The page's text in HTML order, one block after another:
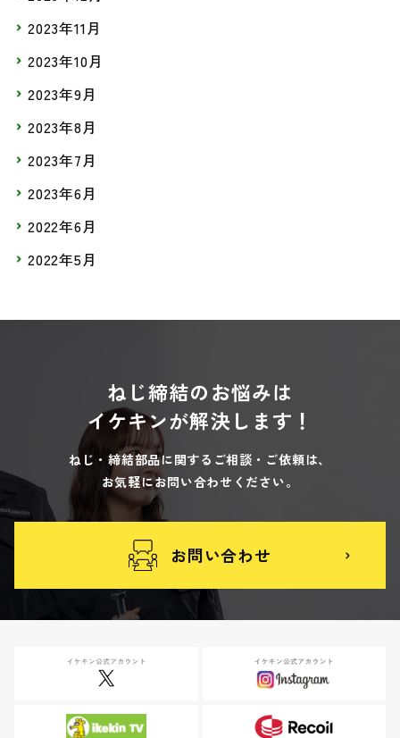
2023年11月
2023年10月
2023年9月
2023年8月
2023年7月
2023年6月
2022年6月
2022年5月
ねじ締結のお悩みは
イケキンが解決します！
ねじ・締結部品に関するご相談・ご依頼は、
お気軽にお問い合わせください。
お問い合わせ